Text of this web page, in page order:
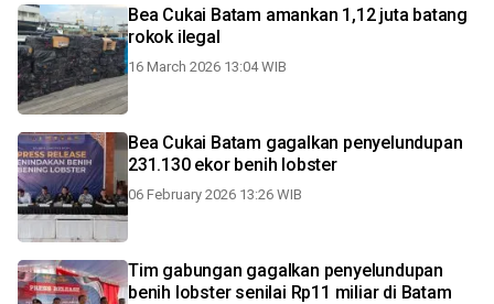
Bea Cukai Batam amankan 1,12 juta batang
rokok ilegal
16 March 2026 13:04 WIB
Bea Cukai Batam gagalkan penyelundupan
231.130 ekor benih lobster
06 February 2026 13:26 WIB
Tim gabungan gagalkan penyelundupan
benih lobster senilai Rp11 miliar di Batam